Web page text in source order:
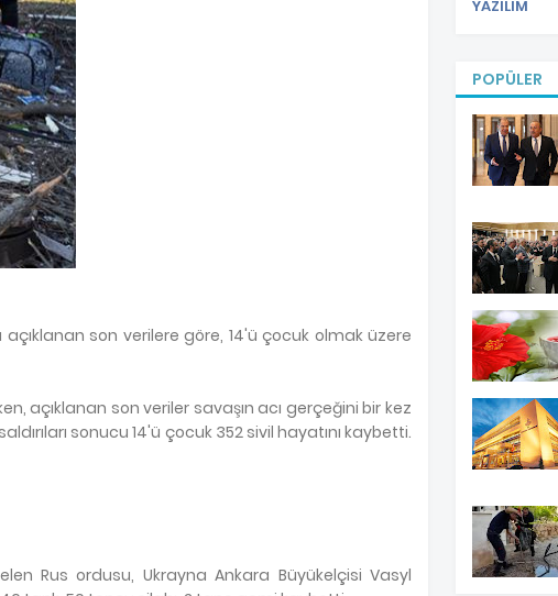
açıklanan son verilere göre, 14'ü çocuk olmak üzere
açıklanan son veriler savaşın acı gerçeğini bir kez
sonucu 14'ü çocuk 352 sivil hayatını kaybetti.
Rus ordusu, Ukrayna Ankara Büyükelçisi Vasyl
YAZILIM
POPÜLER